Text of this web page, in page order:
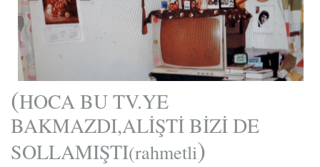
(HOCA BU TV.YE
BAKMAZDI,ALİŞTİ BİZİ DE
SOLLAMIŞTI(rahmetli)